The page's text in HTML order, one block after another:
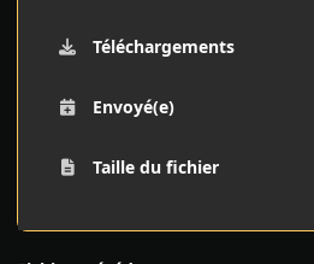
Téléchargements
Envoyé(e)
Taille du fichier